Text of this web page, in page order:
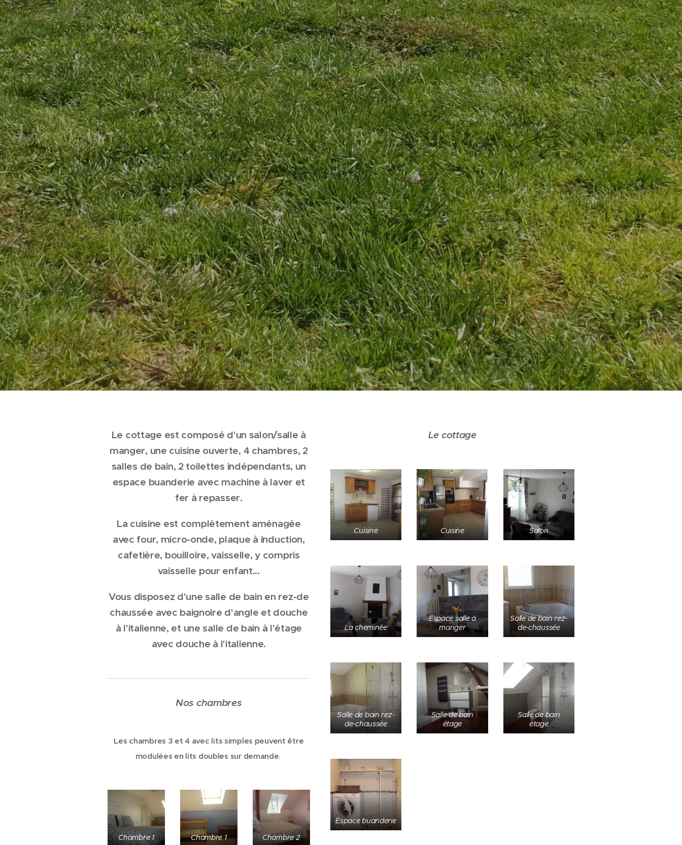
Le cottage est composé d'un salon/salle à
manger, une cuisine ouverte, 4 chambres, 2
salles de bain, 2 toilettes indépendants, un
espace buanderie avec machine à laver et
fer à repasser.
La cuisine est complètement aménagée
avec four, micro-onde, plaque à induction,
cafetière, bouilloire, vaisselle, y compris
vaisselle pour enfant...
Vous disposez d'une salle de bain en rez-de
chaussée avec baignoire d'angle et douche
à l'italienne, et une salle de bain à l'étage
avec douche à l'italienne.
Nos chambres
Les chambres 3 et 4 avec lits simples peuvent être
modulées en lits doubles sur demande.
Chambre 1 Chambre 1 Chambre 2
Le cottage
Cuisine Cuisine Salon
La cheminée
Espace salle à
manger
Salle de bain rez-
de-chaussée
Salle de bain rez-
de-chaussée
Salle de bain
étage
Salle de bain
étage
Espace buanderie